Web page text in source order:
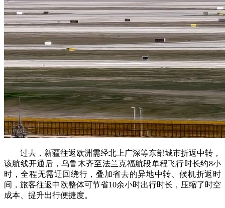
过去，新疆往返欧洲需经北上广深等东部城市折返中转，
该航线开通后，乌鲁木齐至法兰克福航段单程飞行时长约8小
时，全程无需迂回绕行，叠加省去的异地中转、候机折返时
间，旅客往返中欧整体可节省10余小时出行时长，压缩了时空
成本、提升出行便捷度。